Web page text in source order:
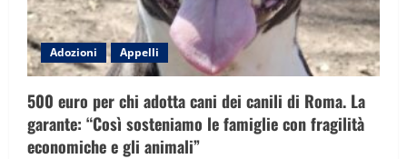
anni
in
canile”
Adozioni Appelli
500 euro per chi adotta cani dei canili di Roma. La
garante: “Così sosteniamo le famiglie con fragilità
economiche e gli animali”